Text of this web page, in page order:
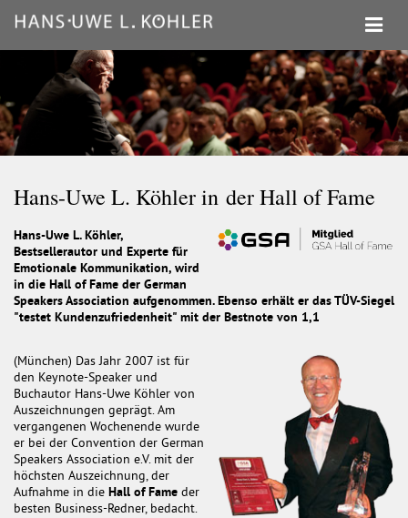
Hans-Uwe L. Köhler in der Hall of Fame
Hans-Uwe L. Köhler,
Bestsellerautor und Experte für
Emotionale Kommunikation, wird
in die Hall of Fame der German
Speakers Association aufgenommen. Ebenso erhält er das TÜV-Siegel
"testet Kundenzufriedenheit" mit der Bestnote von 1,1
(München) Das Jahr 2007 ist für
den Keynote-Speaker und
Buchautor Hans-Uwe Köhler von
Auszeichnungen geprägt. Am
vergangenen Wochenende wurde
er bei der Convention der German
Speakers Association e.V. mit der
höchsten Auszeichnung, der
Aufnahme in die Hall of Fame der
besten Business-Redner, bedacht.